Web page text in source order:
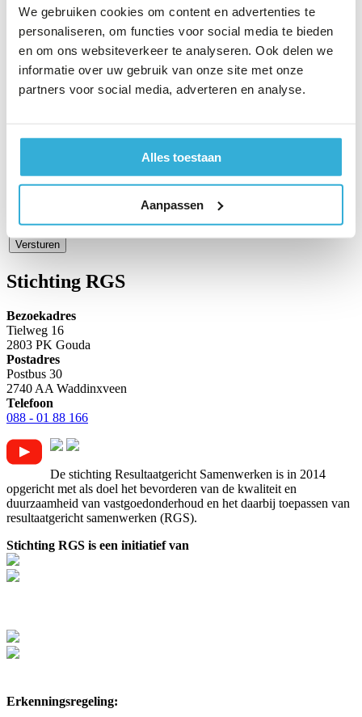
We gebruiken cookies om content en advertenties te
personaliseren, om functies voor social media te bieden
en om ons websiteverkeer te analyseren. Ook delen we
informatie over uw gebruik van onze site met onze
partners voor social media, adverteren en analyse.
Alles toestaan
Aanpassen
E-mailadres (ter
controle)
Ja, ik ga akkoord met deprivacyverklaring.
Versturen
Stichting RGS
Bezoekadres
Tielweg 16
2803 PK Gouda
Postadres
Postbus 30
2740 AA Waddinxveen
Telefoon
088 - 01 88 166
De stichting Resultaatgericht Samenwerken is in 2014
opgericht met als doel het bevorderen van de kwaliteit en
duurzaamheid van vastgoedonderhoud en het daarbij toepassen van
resultaatgericht samenwerken (RGS).
Stichting RGS is een initiatief van
Erkenningsregeling: